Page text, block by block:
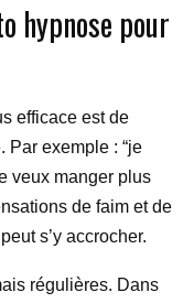
hypnose pour
efficace est de
Par exemple : “je
veux manger plus
de faim et de
s’y accrocher.
régulières. Dans